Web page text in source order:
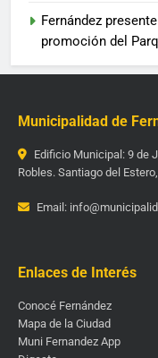
Fernández
promoción del
Municipalidad de
Edificio Municipal: 9 de
Robles. Santiago del
Email:
Enlaces de Interés
Conocé Fernández
Mapa de la Ciudad
Muni Fernandez App